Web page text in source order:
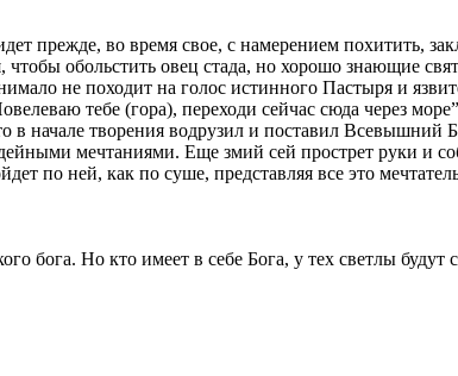
прежде, во время свое, с намерением похитить,
обольстить овец стада, но хорошо знающие
не походит на голос истинного Пастыря и
тебе (гора), переходи сейчас сюда через
начале творения водрузил и поставил Всевышний
мечтаниями. Еще змий сей прострет руки и
по ней, как по суше, представляя все это
бога. Но кто имеет в себе Бога, у тех светлы